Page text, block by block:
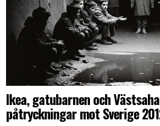
Ikea, gatubarnen och
påtryckningar mot Sverige